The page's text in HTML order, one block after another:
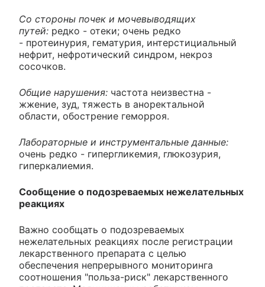
Со стороны почек и мочевыводящих
путей: редко - отеки; очень редко
- протеинурия, гематурия, интерстициальный
нефрит, нефротический синдром, некроз
сосочков.
Общие нарушения: частота неизвестна -
жжение, зуд, тяжесть в аноректальной
области, обострение геморроя.
Лабораторные и инструментальные данные:
очень редко - гипергликемия, глюкозурия,
гиперкалиемия.
Сообщение о подозреваемых нежелательных
реакциях
Важно сообщать о подозреваемых
нежелательных реакциях после регистрации
лекарственного препарата с целью
обеспечения непрерывного мониторинга
соотношения "польза-риск" лекарственного